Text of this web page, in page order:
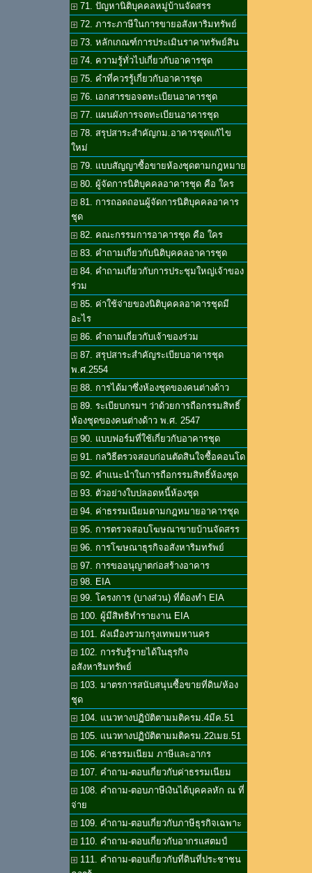
71. ปัญหานิติบุคคลหมู่บ้านจัดสรร
72. ภาระภาษีในการขายอสังหาริมทรัพย์
73. หลักเกณฑ์การประเมินราคาทรัพย์สิน
74. ความรู้ทั่วไปเกี่ยวกับอาคารชุด
75. คำที่ควรรู้เกี่ยวกับอาคารชุด
76. เอกสารขอจดทะเบียนอาคารชุด
77. แผนผังการจดทะเบียนอาคารชุด
78. สรุปสาระสำคัญกม.อาคารชุดแก้ไข
ใหม่
79. แบบสัญญาซื้อขายห้องชุดตามกฎหมาย
80. ผู้จัดการนิติบุคคลอาคารชุด คือ ใคร
81. การถอดถอนผู้จัดการนิติบุคคลอาคาร
ชุด
82. คณะกรรมการอาคารชุด คือ ใคร
83. คำถามเกี่ยวกับนิติบุคคลอาคารชุด
84. คำถามเกี่ยวกับการประชุมใหญ่เจ้าของ
ร่วม
85. ค่าใช้จ่ายของนิติบุคคลอาคารชุดมี
อะไร
86. คำถามเกี่ยวกับเจ้าของร่วม
87. สรุปสาระสำคัญระเบียบอาคารชุด
พ.ศ.2554
88. การได้มาซึ่งห้องชุดของคนต่างด้าว
89. ระเบียบกรมฯ ว่าด้วยการถือกรรมสิทธิ์
ห้องชุดของคนต่างด้าว พ.ศ. 2547
90. แบบฟอร์มที่ใช้เกี่ยวกับอาคารชุด
91. กลวิธีตรวจสอบก่อนตัดสินใจซื้อคอนโด
92. คำแนะนำในการถือกรรมสิทธิ์ห้องชุด
93. ตัวอย่างใบปลอดหนี้ห้องชุด
94. ค่าธรรมเนียมตามกฎหมายอาคารชุด
95. การตรวจสอบโฆษณาขายบ้านจัดสรร
96. การโฆษณาธุรกิจอสังหาริมทรัพย์
97. การขออนุญาตก่อสร้างอาคาร
98. EIA
99. โครงการ (บางส่วน) ที่ต้องทำ EIA
100. ผู้มีสิทธิทำรายงาน EIA
101. ผังเมืองรวมกรุงเทพมหานคร
102. การรับรู้รายได้ในธุรกิจ
อสังหาริมทรัพย์
103. มาตรการสนับสนุนซื้อขายที่ดิน/ห้อง
ชุด
104. แนวทางปฏิบัติตามมติครม.4มีค.51
105. แนวทางปฏิบัติตามมติครม.22เมย.51
106. ค่าธรรมเนียม ภาษีและอากร
107. คำถาม-ตอบเกี่ยวกับค่าธรรมเนียม
108. คำถาม-ตอบภาษีเงินได้บุคคลหัก ณ ที่
จ่าย
109. คำถาม-ตอบเกี่ยวกับภาษีธุรกิจเฉพาะ
110. คำถาม-ตอบเกี่ยวกับอากรแสตมป์
111. คำถาม-ตอบเกี่ยวกับที่ดินที่ประชาชน